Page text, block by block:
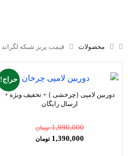
محصولات قیمت پریز شبکه لگراند
حراج!
دوربین لامپی {چرخشی } + تخفیف ویژه +
ارسال رایگان
1,990,000 تومان
1,390,000 تومان